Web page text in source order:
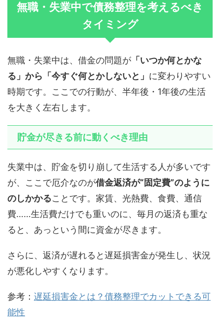
無職・失業中で債務整理を考えるべき
タイミング
無職・失業中は、借金の問題が 「いつか何とかな
る」から「今すぐ何とかしないと」 に変わりやすい
時期です。ここでの行動が、半年後・1年後の生活
を大きく左右します。
貯金が尽きる前に動くべき理由
失業中は、貯金を切り崩して生活する人が多いです
が、ここで厄介なのが借金返済が“固定費”のように
のしかかることです。家賃、光熱費、食費、通信
費……生活費だけでも重いのに、毎月の返済も重な
ると、あっという間に資金が尽きます。
さらに、返済が遅れると遅延損害金が発生し、状況
が悪化しやすくなります。
参考： 遅延損害金とは？債務整理でカットできる可
能性